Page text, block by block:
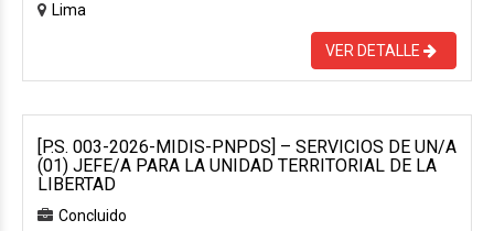
Lima
VER DETALLE
[P.S. 003-2026-MIDIS-PNPDS] – SERVICIOS DE UN/A
(01) JEFE/A PARA LA UNIDAD TERRITORIAL DE LA
LIBERTAD
Concluido